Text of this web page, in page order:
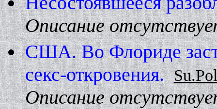
Описание
США. Во Флориде
секс-откровения. Su.Pol
Описание